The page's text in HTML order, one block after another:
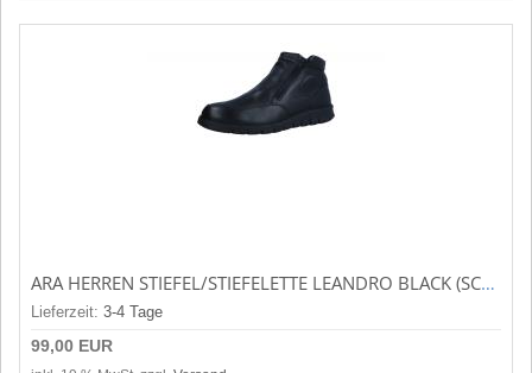
ARA HERREN STIEFEL/STIEFELETTE LEANDRO BLACK (SCHWARZ) 11-35616-01
Lieferzeit: 3-4 Tage
99,00 EUR